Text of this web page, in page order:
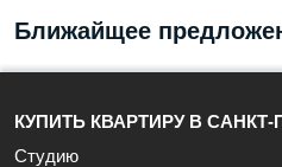
Ближайщее
КУПИТЬ КВАРТИРУ В САНКТ-
Студию